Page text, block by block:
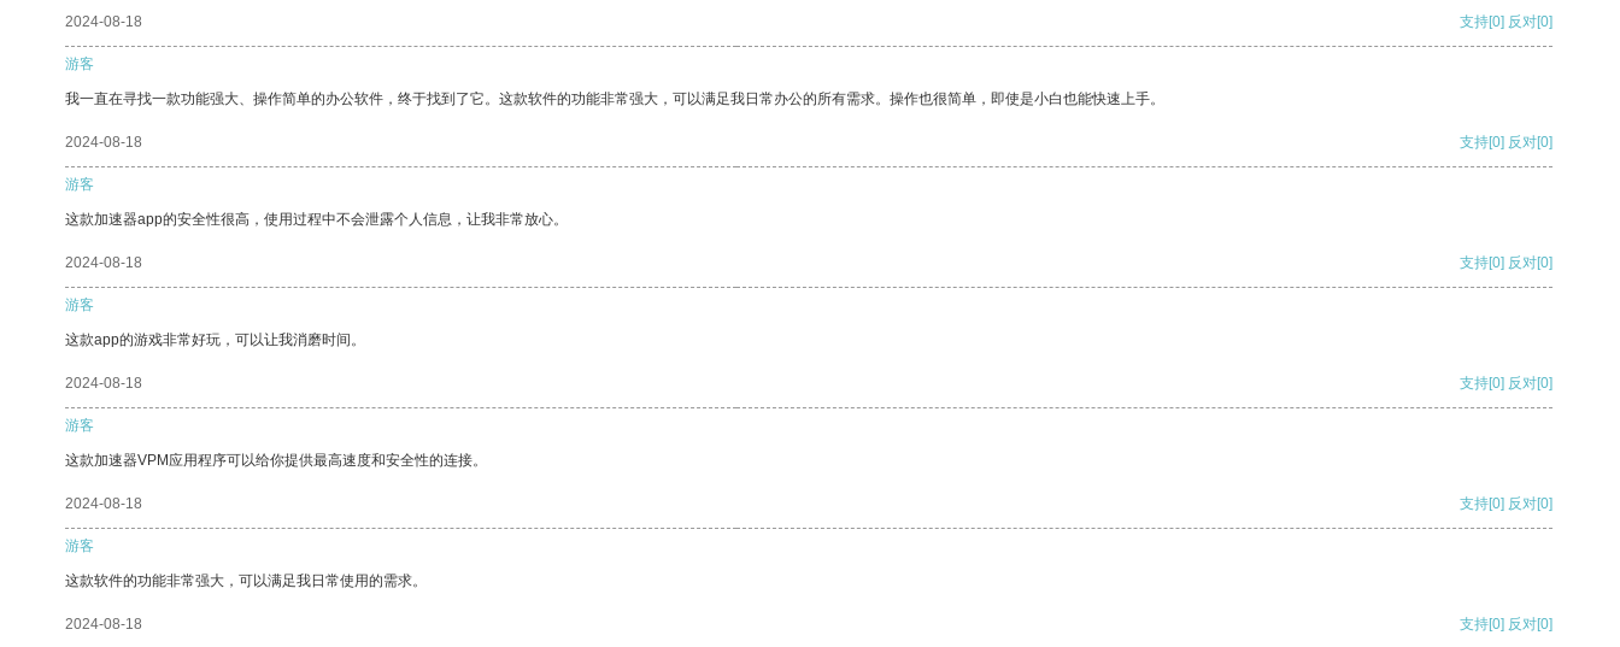
2024-08-18 支持[0] 反对[0]
游客
我一直在寻找一款功能强大、操作简单的办公软件，终于找到了它。这款软件的功能非常强大，可以满足我日常办公的所有需求。操作也很简单，即使是小白也能快速上手。
2024-08-18 支持[0] 反对[0]
游客
这款加速器app的安全性很高，使用过程中不会泄露个人信息，让我非常放心。
2024-08-18 支持[0] 反对[0]
游客
这款app的游戏非常好玩，可以让我消磨时间。
2024-08-18 支持[0] 反对[0]
游客
这款加速器VPM应用程序可以给你提供最高速度和安全性的连接。
2024-08-18 支持[0] 反对[0]
游客
这款软件的功能非常强大，可以满足我日常使用的需求。
2024-08-18 支持[0] 反对[0]